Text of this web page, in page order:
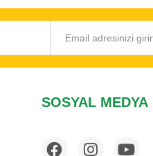
SOSYAL MEDYA